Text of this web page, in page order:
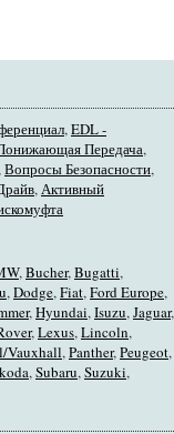
,EDL -
Передача,
Вопросы Безопасности,
,Активный
,Bucher,Bugatti,
,Dodge,Fiat,Ford Europe,
,Hyundai,Isuzu,Jaguar,
,Lexus,Lincoln,
Vauxhall,Panther,Peugeot,
,Subaru,Suzuki,